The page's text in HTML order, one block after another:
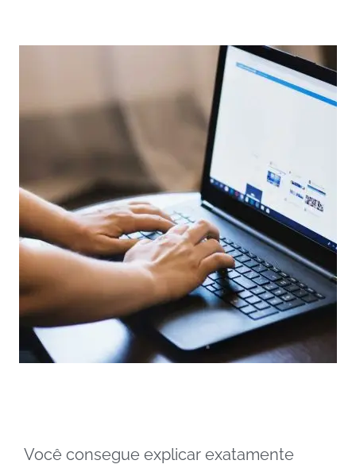
Você consegue explicar exatamente